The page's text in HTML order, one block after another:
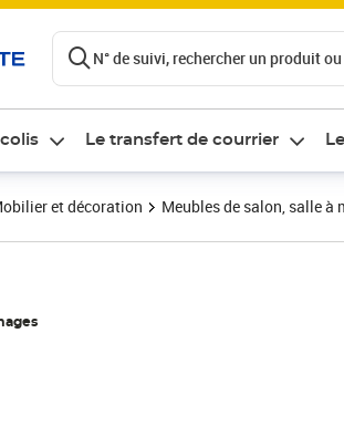
N° de suivi, rechercher un produit
colis Le transfert de courrier
et décoration Meubles de salon, salle à